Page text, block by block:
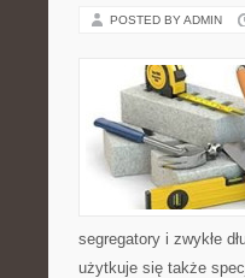
POSTED BY ADMIN
segregatory i zwykłe
użytkuje się także